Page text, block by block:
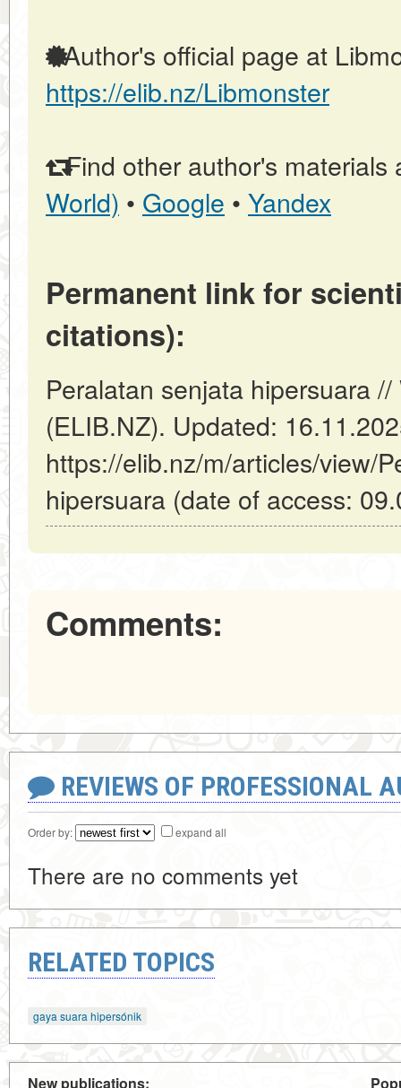
Author's official page at
https://elib.nz/Libmonster
Find other author's materials
World) • Google • Yandex
Permanent link for
citations):
Peralatan senjata hipersuara
(ELIB.NZ). Updated:
https://elib.nz/m/articles/view/
hipersuara (date of access:
Comments:
REVIEWS OF PROFESSIONAL
Order by: expand all
There are no comments yet
RELATED TOPICS
gaya suara hipersónik
New publications: